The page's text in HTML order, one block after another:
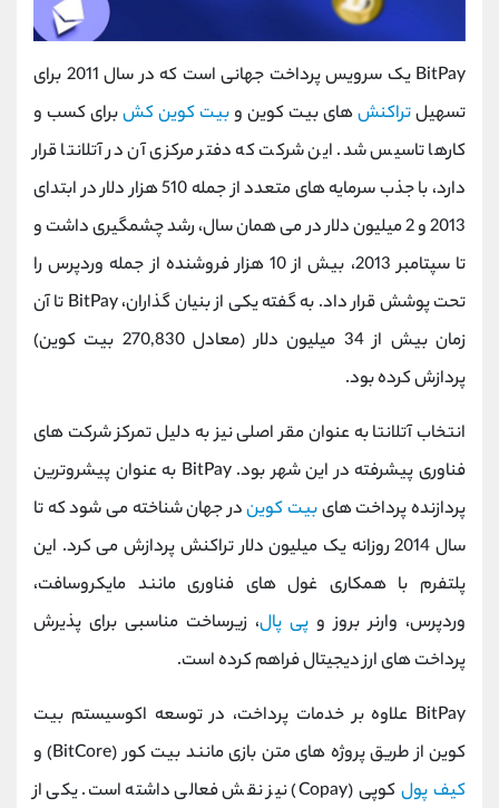
BitPay یک سرویس پرداخت جهانی است که در سال 2011 برای
تسهیلتراکنش‌های بیت‌ کوین وبیت‌ کوین کشبرای کسب‌ و
کارها تاسیس شد. این شرکت که دفتر مرکزی آن در آتلانتا قرار
دارد، با جذب سرمایه‌ های متعدد از جمله 510 هزار دلار در ابتدای
2013 و 2 میلیون دلار در می‌ همان سال، رشد چشمگیری داشت و
تا سپتامبر 2013، بیش از 10 هزار فروشنده از جمله وردپرس را
تحت پوشش قرار داد. به گفته یکی از بنیان‌ گذاران، BitPay تا آن
زمان بیش از 34 میلیون دلار (معادل 270,830 بیت‌ کوین)
پردازش کرده بود.
انتخاب آتلانتا به‌ عنوان مقر اصلی نیز به دلیل تمرکز شرکت‌ های
فناوری پیشرفته در این شهر بود. BitPay به عنوان پیشروترین
پردازنده پرداخت ‌هایبیت ‌کویندر جهان شناخته می ‌شود که تا
سال 2014 روزانه یک میلیون دلار تراکنش پردازش می ‌کرد. این
پلتفرم با همکاری غول ‌های فناوری مانند مایکروسافت،
وردپرس، وارنر بروز و پی‌ پال، زیرساخت مناسبی برای پذیرش
پرداخت ‌های ارز دیجیتال فراهم کرده است.
BitPay علاوه بر خدمات پرداخت، در توسعه اکوسیستم بیت
‌کوین از طریق پروژه ‌های متن ‌بازی مانند بیت‌ کور (BitCore) و
کیف پول
کوپی (Copay) نیز نقش فعالی داشته است. یکی از